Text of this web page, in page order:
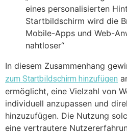
eines personalisierten
Startbildschirm wird die
Mobile-Apps und Web-
nahtloser“
In diesem Zusammenhang
zum Startbildschirm hinzufügen
ermöglicht, eine Vielzahl von
individuell anzupassen und
hinzuzufügen. Die Nutzung
eine vertrautere